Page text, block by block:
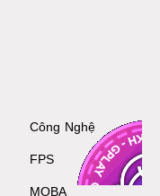
Công Nghệ
FPS
MOBA